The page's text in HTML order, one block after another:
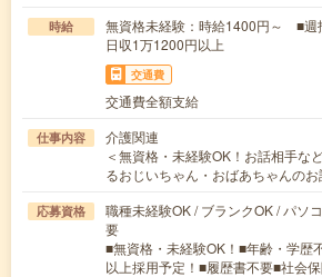
時給
無資格未経験：時給1400円～ ■
日収1万1200円以上
交通費
交通費全額支給
仕事内容
介護関連
＜無資格・未経験OK！お話相手な
るおじいちゃん・おばあちゃんの
応募資格
職種未経験OK / ブランクOK / パソ
要
■無資格・未経験OK！■年齢・学歴
以上採用予定！■履歴書不要■社会